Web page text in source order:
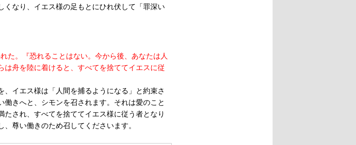
くなり、イエス様の足もとにひれ伏して「罪深い
た。『恐れることはない。今から後、あなたは人
は舟を陸に着けると、すべてを捨ててイエスに従
、イエス様は「人間を捕るようになる」と約束さ
きへと、シモンを召されます。それは愛のこと
たされ、すべてを捨ててイエス様に従う者となり
尊い働きのため召してくださいます。